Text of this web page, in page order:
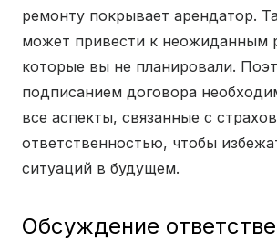
ремонту покрывает арендатор.
может привести к неожиданным
которые вы не планировали.
подписанием договора
все аспекты, связанные с
ответственностью, чтобы
ситуаций в будущем.
Обсуждение